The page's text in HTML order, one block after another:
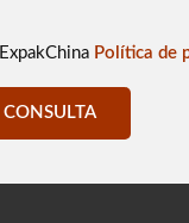
Política de
CONSULTA